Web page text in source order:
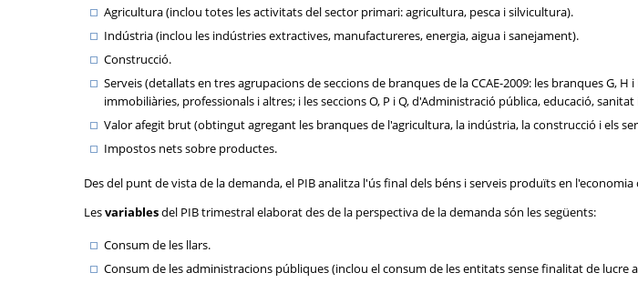
Agricultura (inclou totes les activitats del sector primari: agricultura, pesca i silvicultura).
Indústria (inclou les indústries extractives, manufactureres, energia, aigua i sanejament).
Construcció.
Serveis (detallats en tres agrupacions de seccions de branques de la CCAE-2009: les branques G,
immobiliàries, professionals i altres; i les seccions O, P i Q, d'Administració pública, educació, sanitat
Valor afegit brut (obtingut agregant les branques de l'agricultura, la indústria, la construcció i els
Impostos nets sobre productes.
Des del punt de vista de la demanda, el PIB analitza l'ús final dels béns i serveis produïts en
Lesvariablesdel PIB trimestral elaborat des de la perspectiva de la demanda són les següents:
Consum de les llars.
Consum de les administracions públiques (inclou el consum de les entitats sense finalitat de lucre